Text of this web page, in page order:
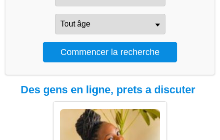
Des gens en ligne, prets a discuter